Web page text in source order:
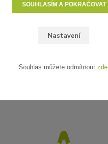
Nastavení
SOUHLASÍM A POKRAČOVAT
Souhlas můžete odmítnout zde.